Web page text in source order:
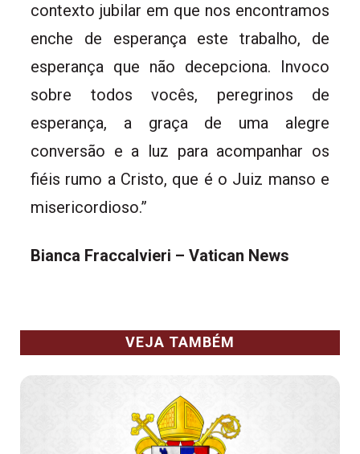
contexto jubilar em que nos encontramos
enche de esperança este trabalho, de
esperança que não decepciona. Invoco
sobre todos vocês, peregrinos de
esperança, a graça de uma alegre
conversão e a luz para acompanhar os
fiéis rumo a Cristo, que é o Juiz manso e
misericordioso.”
Bianca Fraccalvieri – Vatican News
VEJA TAMBÉM